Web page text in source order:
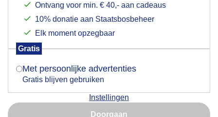
Ontvang voor min. € 40,- aan cadeaus
10% donatie aan Staatsbosbeheer
Elk moment opzegbaar
Gratis
Met persoonlijke advertenties
Gratis blijven gebruiken
Instellingen
Doorgaan
Indien je hier nog geen akkoord op hebt gegeven,
verschijnt er zo een pop-up uit je browser waarin
Is goed, toon de popup
Nu niet, misschien later